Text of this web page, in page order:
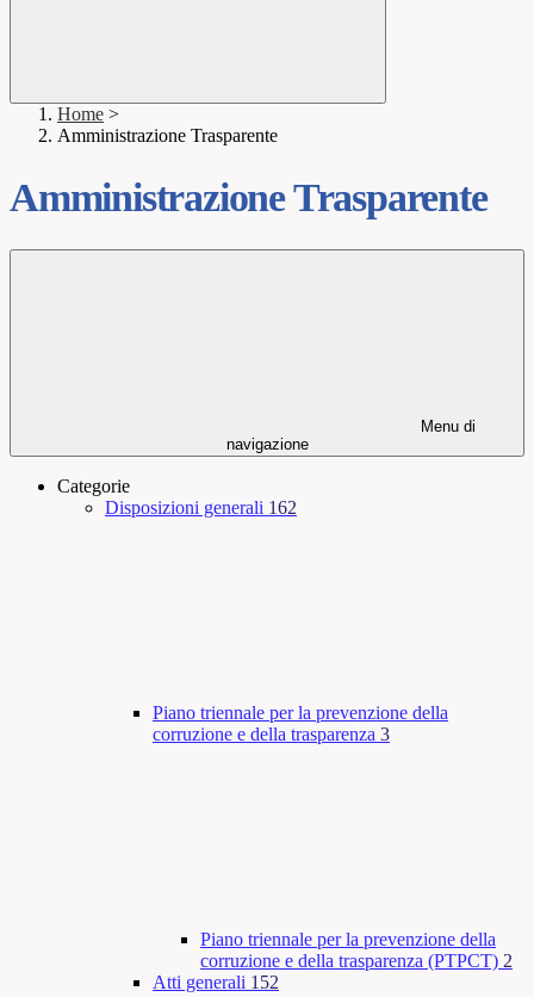
Home >
Amministrazione Trasparente
Amministrazione Trasparente
Menu di
navigazione
Categorie
Disposizioni generali 162
Piano triennale per la prevenzione della
corruzione e della trasparenza 3
Piano triennale per la prevenzione della
corruzione e della trasparenza (PTPCT) 2
Atti generali 152